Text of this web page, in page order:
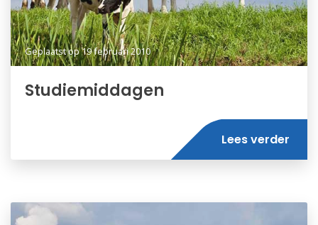
Geplaatst op19 februari 2010
Studiemiddagen
Lees verder